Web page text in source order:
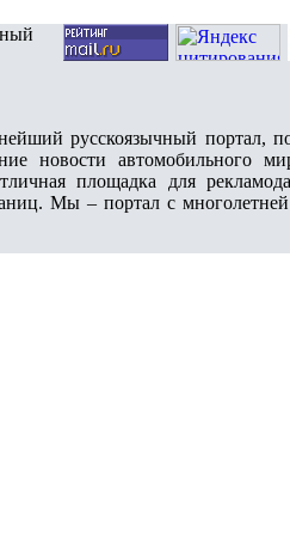
русскоязычный портал,
новости автомобильного
площадка для
Мы – портал с